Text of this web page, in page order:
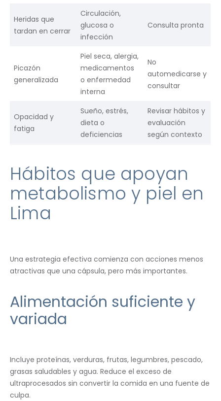
Heridas que
tardan en cerrar
Circulación,
glucosa o
infección
Consulta pronta
Picazón
generalizada
Piel seca, alergia,
medicamentos
o enfermedad
interna
No
automedicarse y
consultar
Opacidad y
fatiga
Sueño, estrés,
dieta o
deficiencias
Revisar hábitos y
evaluación
según contexto
Hábitos que apoyan
metabolismo y piel en
Lima
Una estrategia efectiva comienza con acciones menos
atractivas que una cápsula, pero más importantes.
Alimentación suficiente y
variada
Incluye proteínas, verduras, frutas, legumbres, pescado,
grasas saludables y agua. Reduce el exceso de
ultraprocesados sin convertir la comida en una fuente de
culpa.